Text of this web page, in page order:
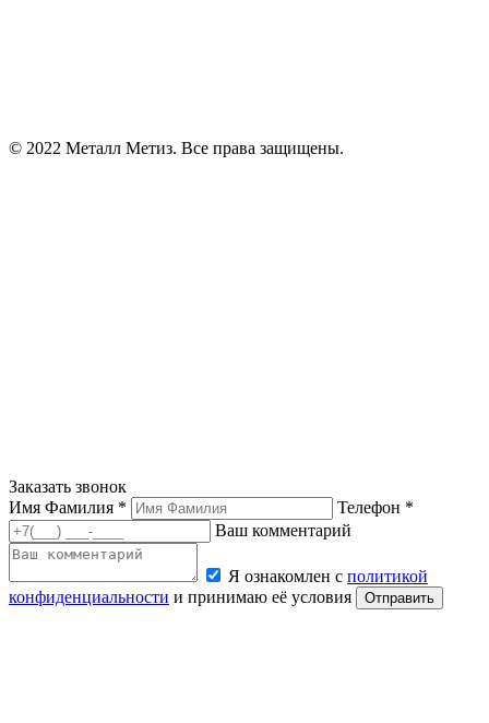
© 2022 Металл Метиз. Все права защищены.
Заказать звонок
Имя Фамилия *
Телефон *
Ваш комментарий
Я ознакомлен с политикой
конфиденциальности и принимаю её условия Отправить